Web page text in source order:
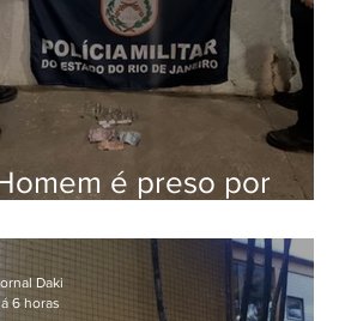
é preso por
Daki
6 horas